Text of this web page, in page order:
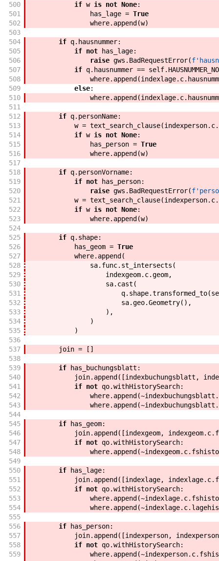
500
if w is not None:
501
has_lage = True
502
where. append (w)
503
504
if q. hausnummer:
505
if not has_lage:
506
raise gws . BadRequestError(f'
507
if q. hausnummer == self.
508
where. append (indexlage. c.
509
else:
510
where. append (indexlage. c.
511
512
if q. personName:
513
w = text_search_clause(indexperson. c.
514
if w is not None:
515
has_person = True
516
where. append (w)
517
518
if q. personVorname:
519
if not has_person:
520
raise gws . BadRequestError(f'
521
w = text_search_clause(indexperson. c.
522
if w is not None:
523
where. append (w)
524
525
if q. shape:
526
has_geom = True
527
where. append (
528
sa. func. st_intersects (
529
indexgeom. c.geom,
530
sa. cast (
531
q. shape.transformed_to(
532
sa.geo.Geometry( ) ,
533
) ,
534
)
535
)
536
537
join = [ ]
538
539
if has_buchungsblatt :
540
join. append ( [indexbuchungsblatt ,
541
if not qo.withHistorySearch:
542
where. append (~indexbuchungsblatt .
543
where. append (~indexbuchungsblatt .
544
545
if has_geom:
546
join. append ( [indexgeom, indexgeom. c.
547
if not qo.withHistorySearch:
548
where. append (~indexgeom. c.
549
550
if has_lage:
551
join. append ( [indexlage, indexlage. c.
552
if not qo.withHistorySearch:
553
where. append (~indexlage. c.
554
where. append (~indexlage. c.
555
556
if has_person:
557
join. append ( [indexperson, indexperson
558
if not qo.withHistorySearch:
559
where. append (~indexperson. c.